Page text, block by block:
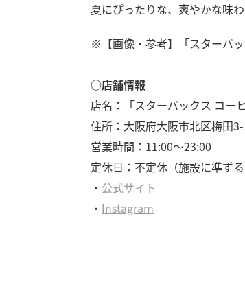
夏にぴったりな、爽やかな味
※【画像・参考】「スターバッ
○店舗情報
店名：「スターバックス コー
住所：大阪府大阪市北区梅田
営業時間：11:00～23:00
定休日：不定休（施設に準ずる
・ 公式サイト
・ Instagram